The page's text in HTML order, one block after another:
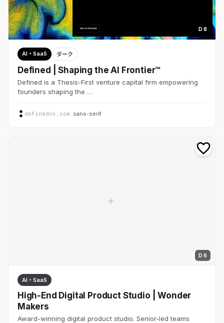
D 8
AI・SaaS ダーク
Defined | Shaping the AI Frontier™
Defined is a Thesis-First venture capital firm empowering
founders shaping the …
definedvc.com· sans-serif
D 6
AI・SaaS
High-End Digital Product Studio | Wonder
Makers
Award-winning digital product studio. Senior-led teams